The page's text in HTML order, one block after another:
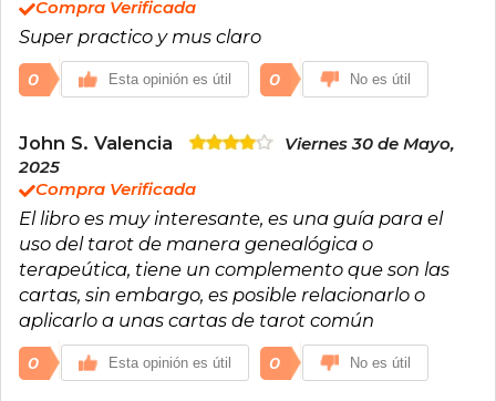
Compra Verificada
Super practico y mus claro
0 Esta opinión es útil 0 No es útil
John S. Valencia
Viernes 30 de Mayo,
2025
Compra Verificada
El libro es muy interesante, es una guía para el
uso del tarot de manera genealógica o
terapeútica, tiene un complemento que son las
cartas, sin embargo, es posible relacionarlo o
aplicarlo a unas cartas de tarot común
0 Esta opinión es útil 0 No es útil